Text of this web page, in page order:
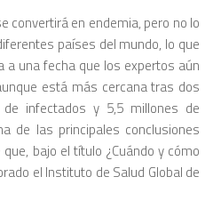
convertirá en endemia, pero no lo
países del mundo, lo que
a una fecha que los expertos aún
está más cercana tras dos
infectados y 5,5 millones de
de las principales conclusiones
bajo el título ¿Cuándo y cómo
el Instituto de Salud Global de